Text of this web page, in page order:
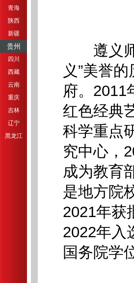
青海
陕西
新疆
贵州
四川
西藏
云南
重庆
吉林
辽宁
黑龙江
遵义师
义”美誉
府。2011
红色经典
科学重点
究中心，
成为教育
是地方院
2021年获
2022年入
国务院学